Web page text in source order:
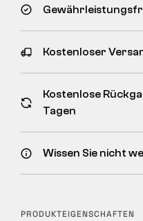
Kostenloser
Kostenlose
Tagen
Wissen Sie nicht
PRODUKTEIGENSCHAFTEN